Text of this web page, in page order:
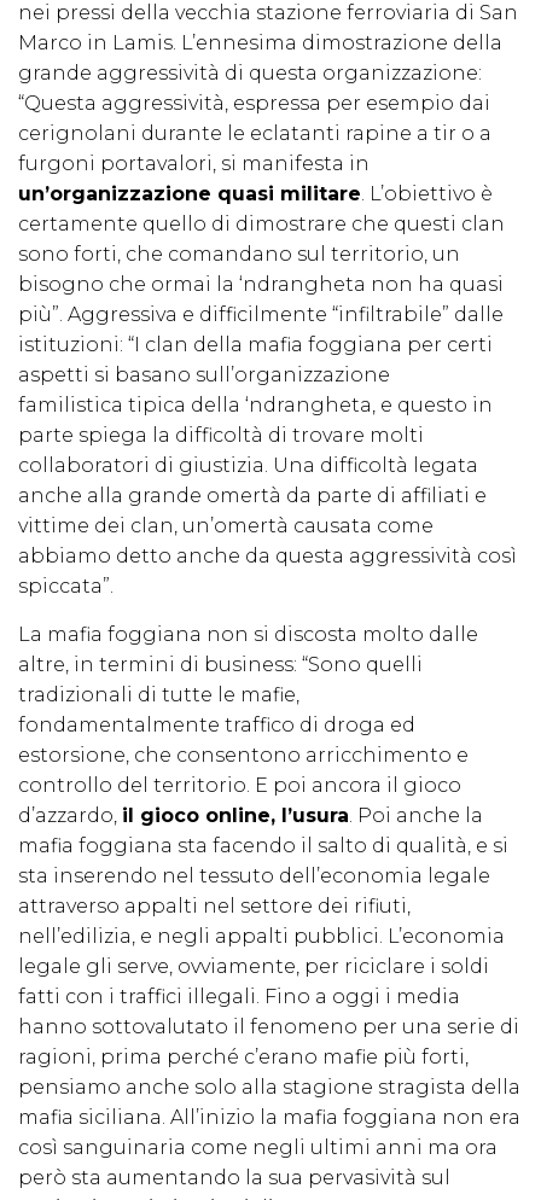
nei pressi della vecchia stazione ferroviaria di San
Marco in Lamis. L’ennesima dimostrazione della
grande aggressività di questa organizzazione:
“Questa aggressività, espressa per esempio dai
cerignolani durante le eclatanti rapine a tir o a
furgoni portavalori, si manifesta in
un’organizzazione quasi militare. L’obiettivo è
certamente quello di dimostrare che questi clan
sono forti, che comandano sul territorio, un
bisogno che ormai la ‘ndrangheta non ha quasi
più”. Aggressiva e difficilmente “infiltrabile” dalle
istituzioni: “I clan della mafia foggiana per certi
aspetti si basano sull’organizzazione
familistica tipica della ‘ndrangheta, e questo in
parte spiega la difficoltà di trovare molti
collaboratori di giustizia. Una difficoltà legata
anche alla grande omertà da parte di affiliati e
vittime dei clan, un’omertà causata come
abbiamo detto anche da questa aggressività così
spiccata”.
La mafia foggiana non si discosta molto dalle
altre, in termini di business: “Sono quelli
tradizionali di tutte le mafie,
fondamentalmente traffico di droga ed
estorsione, che consentono arricchimento e
controllo del territorio. E poi ancora il gioco
d’azzardo, il gioco online, l’usura. Poi anche la
mafia foggiana sta facendo il salto di qualità, e si
sta inserendo nel tessuto dell’economia legale
attraverso appalti nel settore dei rifiuti,
nell’edilizia, e negli appalti pubblici. L’economia
legale gli serve, ovviamente, per riciclare i soldi
fatti con i traffici illegali. Fino a oggi i media
hanno sottovalutato il fenomeno per una serie di
ragioni, prima perché c’erano mafie più forti,
pensiamo anche solo alla stagione stragista della
mafia siciliana. All’inizio la mafia foggiana non era
così sanguinaria come negli ultimi anni ma ora
però sta aumentando la sua pervasività sul